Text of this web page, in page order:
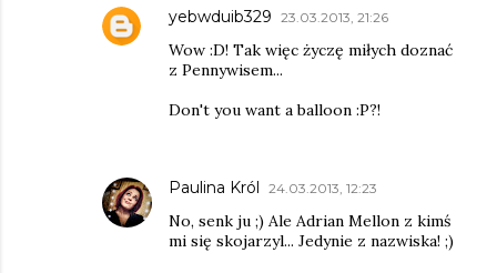
yebwduib329 23.03.2013, 21:26
Wow :D! Tak więc życzę miłych doznać
z Pennywisem...
Don't you want a balloon :P?!
Paulina Król 24.03.2013, 12:23
No, senk ju ;) Ale Adrian Mellon z kimś
mi się skojarzyl... Jedynie z nazwiska! ;)